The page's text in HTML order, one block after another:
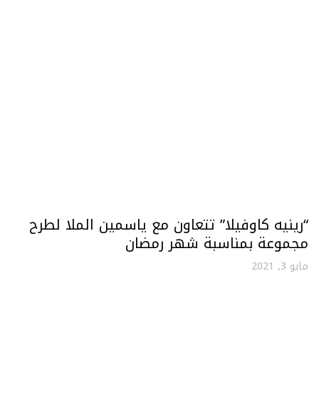
“رينيه كاوفيلا” تتعاون مع ياسمين الملا لطرح
مجموعة بمناسبة شهر رمضان
مايو 3, 2021